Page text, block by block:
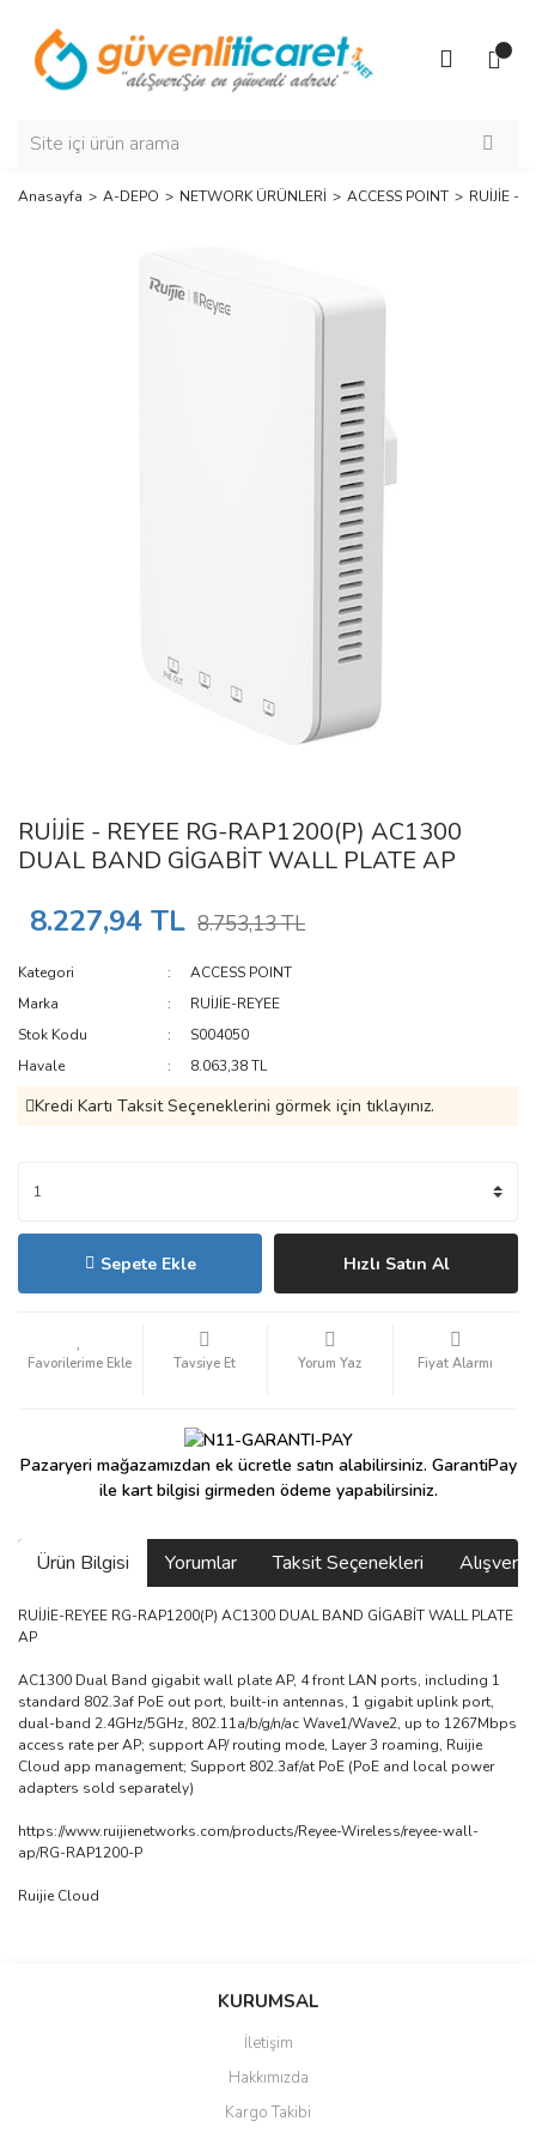
Anasayfa A-DEPO NETWORK ÜRÜNLERİ ACCESS POINT RUİJİE -
RUİJİE - REYEE RG-RAP1200(P) AC1300
DUAL BAND GİGABİT WALL PLATE AP
8.227,94 TL 8.753,13 TL
Kategori
ACCESS POINT
Marka
RUİJİE-REYEE
Stok Kodu
S004050
Havale
8.063,38 TL
Kredi Kartı Taksit Seçeneklerini görmek için tıklayınız.
Sepete Ekle Hızlı Satın Al
Tavsiye Et Yorum Yaz Fiyat Alarmı
Pazaryeri mağazamızdan ek ücretle satın alabilirsiniz. GarantiPay
ile kart bilgisi girmeden ödeme yapabilirsiniz.
Ürün Bilgisi Yorumlar Taksit Seçenekleri
RUİJİE-REYEE RG-RAP1200(P) AC1300 DUAL BAND GİGABİT WALL PLATE
AP
AC1300 Dual Band gigabit wall plate AP, 4 front LAN ports, including 1
standard 802.3af PoE out port, built-in antennas, 1 gigabit uplink port,
dual-band 2.4GHz/5GHz, 802.11a/b/g/n/ac Wave1/Wave2, up to 1267Mbps
access rate per AP; support AP/ routing mode, Layer 3 roaming, Ruijie
Cloud app management; Support 802.3af/at PoE (PoE and local power
adapters sold separately)
https://www.ruijienetworks.com/products/Reyee-Wireless/reyee-wall-
ap/RG-RAP1200-P
Ruijie Cloud
Bu ürüne ilk yorumu siz yapın!
güzel paketlenmiş ama yanında
ile 24 izlenmektedir diye küçük
KURUMSAL
İletişim
Hakkımızda
Kargo Takibi